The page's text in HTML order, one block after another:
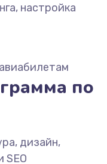
настройка
по
дизайн,
SEO